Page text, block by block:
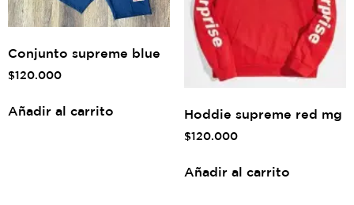
Conjunto supreme blue
$120.000
Añadir al carrito Hoddie supreme red mg
$120.000
Añadir al carrito